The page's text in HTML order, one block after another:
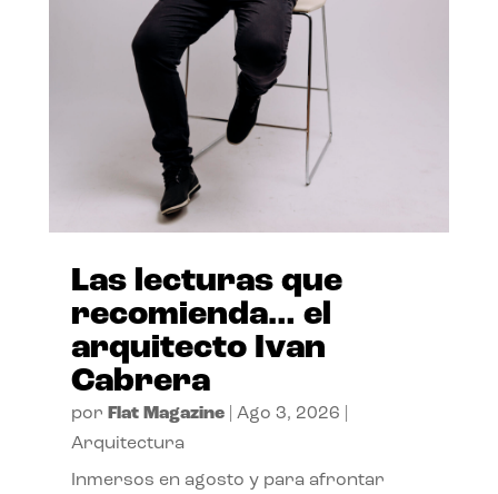
Las lecturas que
recomienda… el
arquitecto Ivan
Cabrera
por Flat Magazine| Ago 3, 2026
Arquitectura
Inmersos en agosto y para afrontar